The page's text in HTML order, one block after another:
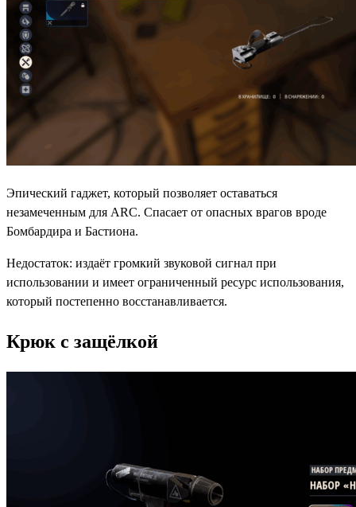
Эпический гаджет, который позволяет оставаться
незамеченным для ARC. Спасает от опасных врагов вроде
Бомбардира и Бастиона.
Недостаток: издаёт громкий звуковой сигнал при
использовании и имеет ограниченный ресурс использования,
который постепенно восстанавливается.
Крюк с защёлкой